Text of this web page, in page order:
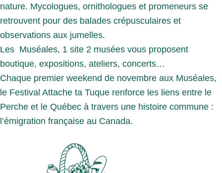
nature. Mycologues, ornithologues et promeneurs se
retrouvent pour des balades crépusculaires et
observations aux jumelles.
Les Muséales, 1 site 2 musées vous proposent
boutique, expositions, ateliers, concerts…
Chaque premier weekend de novembre aux Muséales,
le Festival Attache ta Tuque renforce les liens entre le
Perche et le Québec à travers une histoire commune :
l’émigration française au Canada.